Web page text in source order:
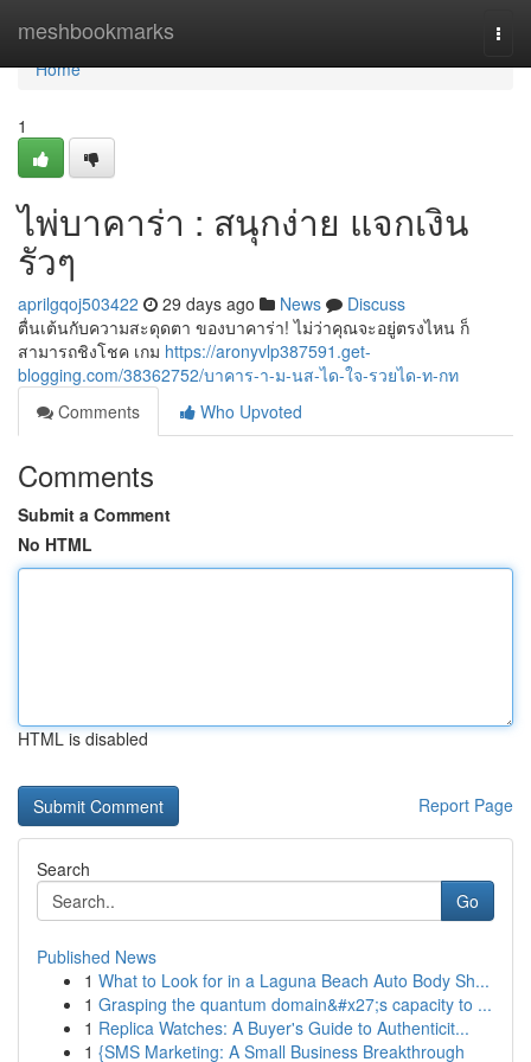
meshbookmarks
Home
Home
1
ไพ่บาคาร่า : สนุกง่าย แจกเงิน
รัวๆ
aprilgqoj503422 29 days ago News
Discuss
ตื่นเต้นกับความสะดุดตา ของบาคาร่า! ไม่ว่าคุณจะอยู่ตรงไหน ก็
สามารถชิงโชค เกม https://aronyvlp387591.get-
blogging.com/38362752/บาคาร-า-ม-นส-ได-ใจ-รวยได-ท-กท
Comments
Who Upvoted
Comments
Submit a Comment
No HTML
HTML is disabled
Report Page
Search
Go
Published News
1 What to Look for in a Laguna Beach Auto Body Sh...
1 Grasping the quantum domain&#x27;s capacity to ...
1 Replica Watches: A Buyer's Guide to Authenticit...
1 {SMS Marketing: A Small Business Breakthrough